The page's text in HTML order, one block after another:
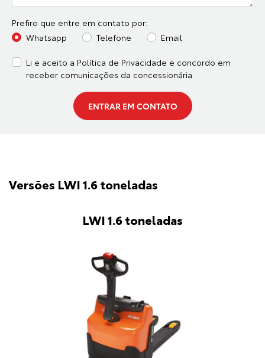
Prefiro que entre em contato por:
Whatsapp
Telefone Email
Li e aceito a Política de Privacidade e concordo em
receber comunicações da concessionária.
ENTRAR EM CONTATO
Versões LWI 1.6 toneladas
LWI 1.6 toneladas